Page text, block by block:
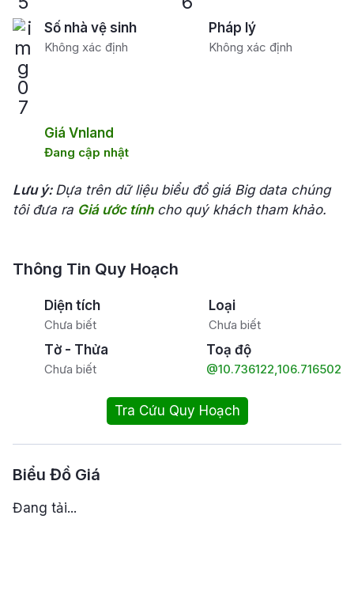
Số nhà vệ sinh
Không xác định
Pháp lý
Không xác định
Giá Vnland
Đang cập nhật
Lưu ý: Dựa trên dữ liệu biểu đồ giá Big data chúng
tôi đưa ra Giá ước tínhcho quý khách tham khảo.
Thông Tin Quy Hoạch
Diện tích
Chưa biết
Loại
Chưa biết
Tờ - Thửa
Chưa biết
Toạ độ
@10.736122,106.716502
Tra Cứu Quy Hoạch
Biểu Đồ Giá
Đang tải...